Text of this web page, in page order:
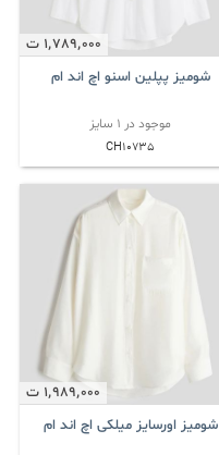
1٬789٬000 ت
شومیز پپلین اسنو اچ اند ام
موجود در 1 سایز
CH10735
1٬989٬000 ت
شومیز اورسایز میلکی اچ اند ام